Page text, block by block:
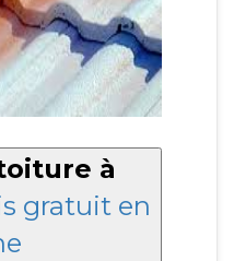
à
gratuit en